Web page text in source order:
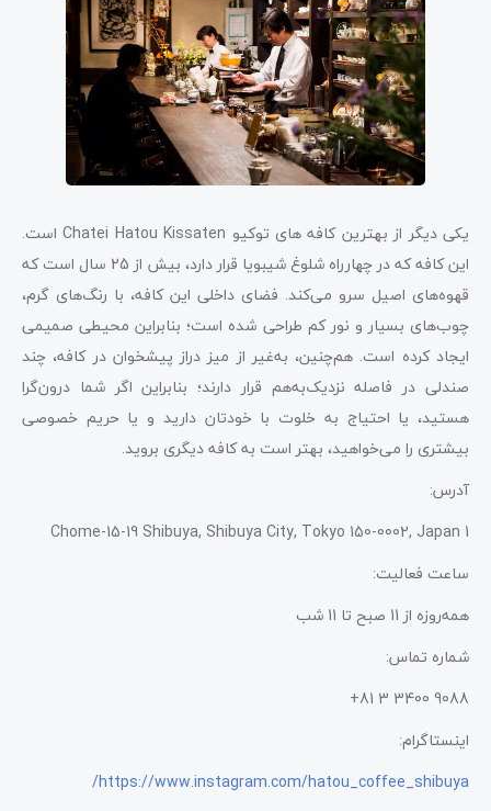
یکی دیگر از بهترین کافه های توکیو Chatei Hatou Kissaten است.
این کافه که در چهارراه شلوغ شیبویا قرار دارد، بیش از 25 سال است که
قهوه‌های اصیل سرو می‌کند. فضای داخلی این کافه، با رنگ‌های گرم،
چوب‌های بسیار و نور کم طراحی شده است؛ بنابراین محیطی صمیمی
ایجاد کرده است. هم‌چنین، به‌غیر از میز دراز پیشخوان در کافه، چند
صندلی در فاصله نزدیک‌‌به‌هم قرار دارند؛ بنابراین اگر شما درون‌گرا
هستید، یا احتیاج به خلوت با خودتان دارید و یا حریم خصوصی
بیشتری را می‌خواهید، بهتر است به کافه دیگری بروید.
آدرس:
1 Chome-15-19 Shibuya, Shibuya City, Tokyo 150-0002, Japan
ساعت فعالیت:
همه‌روزه از 11 صبح تا 11 شب
شماره تماس:
9088 3400 3 81+
اینستاگرام:
https://www.instagram.com/hatou_coffee_shibuya/